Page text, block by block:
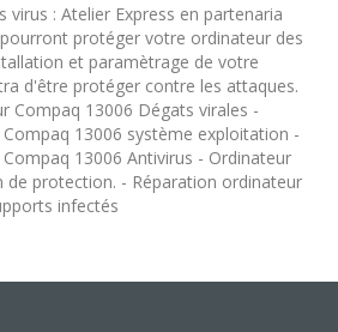
virus : Atelier Express en partenaria
pourront protéger votre ordinateur des
et paramètrage de votre
d'être protéger contre les attaques.
Compaq 13006 Dégats virales -
13006 système exploitation -
13006 Antivirus - Ordinateur
de protection. - Réparation ordinateur
infectés